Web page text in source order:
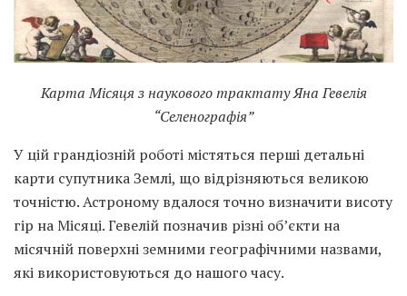
Карта Місяця з наукового трактату Яна Гевелія
“Селенографія”
У цій грандіозній роботі містяться перші детальні
карти супутника Землі, що відрізняються великою
точністю. Астроному вдалося точно визначити висоту
гір на Місяці. Гевелій позначив різні об’єкти на
місячній поверхні земними географічними назвами,
які використовуються до нашого часу.